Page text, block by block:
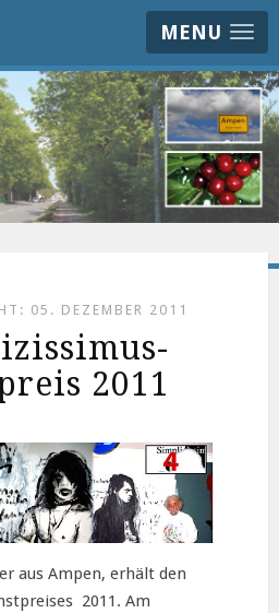
MENU
05. DEZEMBER 2011
2011
aus Ampen, erhält den
2011. Am